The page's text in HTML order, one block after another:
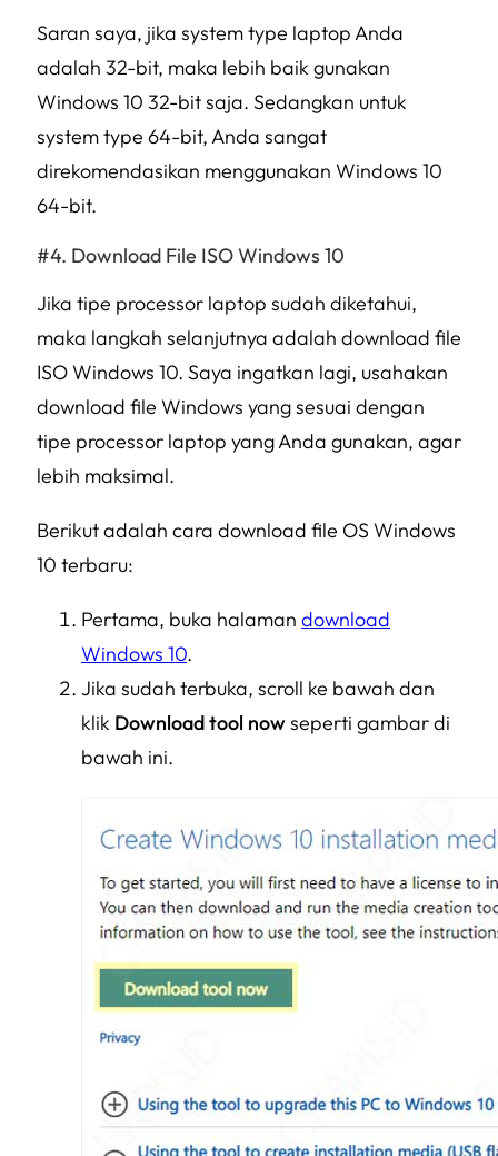
Saran saya, jika system type laptop Anda
adalah 32-bit, maka lebih baik gunakan
Windows 10 32-bit saja. Sedangkan untuk
system type 64-bit, Anda sangat
direkomendasikan menggunakan Windows 10
64-bit.
Download File ISO Windows 10
Jika tipe processor laptop sudah diketahui,
maka langkah selanjutnya adalah download file
ISO Windows 10. Saya ingatkan lagi, usahakan
download file Windows yang sesuai dengan
tipe processor laptop yang Anda gunakan, agar
lebih maksimal.
Berikut adalah cara download file OS Windows
10 terbaru:
Pertama, buka halaman download
Windows 10.
Jika sudah terbuka, scroll ke bawah dan
klik Download tool nowseperti gambar di
bawah ini.